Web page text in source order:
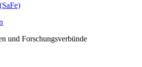
und Forschungsverbünde